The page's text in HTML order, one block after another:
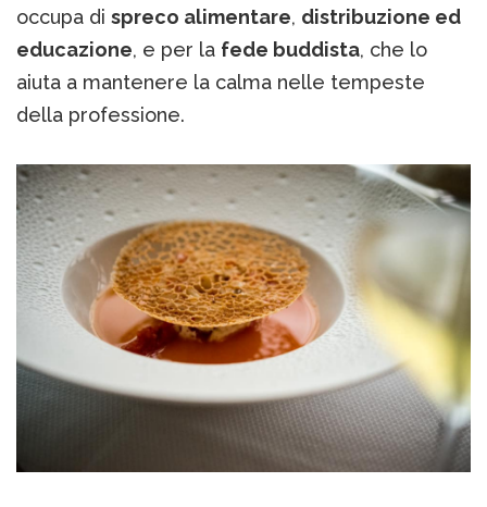
occupa di spreco alimentare, distribuzione ed
educazione, e per la fede buddista, che lo
aiuta a mantenere la calma nelle tempeste
della professione.